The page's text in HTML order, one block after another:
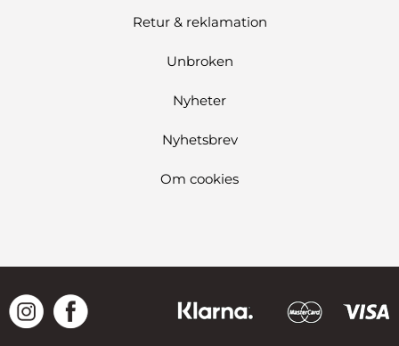
Retur & reklamation
Unbroken
Nyheter
Nyhetsbrev
Om cookies